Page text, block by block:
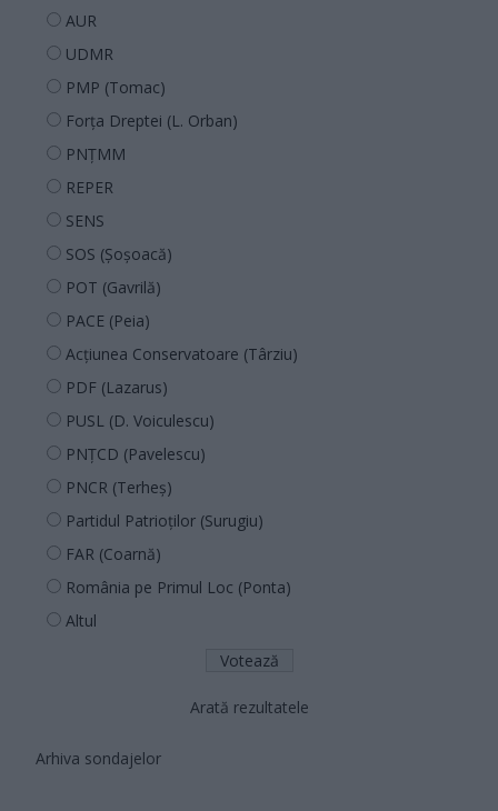
AUR
UDMR
PMP (Tomac)
Forța Dreptei (L. Orban)
PNȚMM
REPER
SENS
SOS (Șoșoacă)
POT (Gavrilă)
PACE (Peia)
Acțiunea Conservatoare (Târziu)
PDF (Lazarus)
PUSL (D. Voiculescu)
PNȚCD (Pavelescu)
PNCR (Terheș)
Partidul Patrioților (Surugiu)
FAR (Coarnă)
România pe Primul Loc (Ponta)
Altul
Arată rezultatele
Arhiva sondajelor